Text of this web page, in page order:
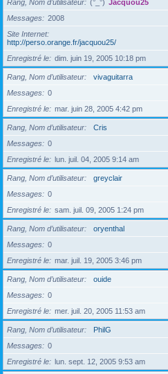
Rang, Nom d’utilisateur (°_°) Jacquou25
Messages
2008
Site Internet
http://perso.orange.fr/jacquou25/
Enregistré le
dim. juin 19, 2005 10:18 pm
Rang, Nom d’utilisateur
vivaguitarra
Messages
0
Enregistré le
mar. juin 28, 2005 4:42 pm
Rang, Nom d’utilisateur
Cris
Messages
0
Enregistré le
lun. juil. 04, 2005 9:14 am
Rang, Nom d’utilisateur
greyclair
Messages
0
Enregistré le
sam. juil. 09, 2005 1:24 pm
Rang, Nom d’utilisateur
oryenthal
Messages
0
Enregistré le
mar. juil. 19, 2005 3:46 pm
Rang, Nom d’utilisateur
ouide
Messages
0
Enregistré le
mer. juil. 20, 2005 11:53 am
Rang, Nom d’utilisateur
PhilG
Messages
0
Enregistré le
lun. sept. 12, 2005 9:53 am